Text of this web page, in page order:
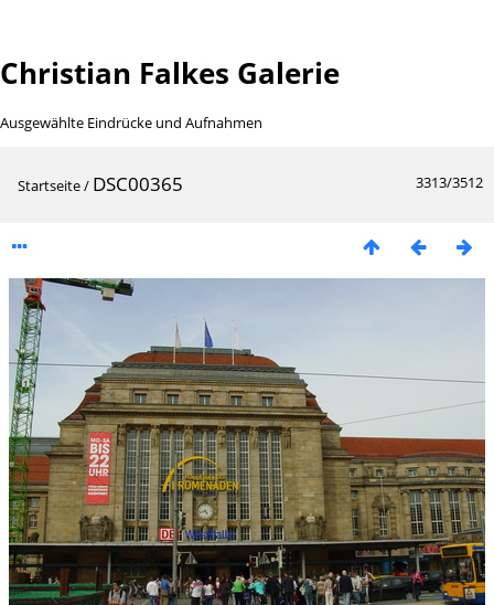
Christian Falkes Galerie
Ausgewählte Eindrücke und Aufnahmen
3313/3512
Startseite/ DSC00365